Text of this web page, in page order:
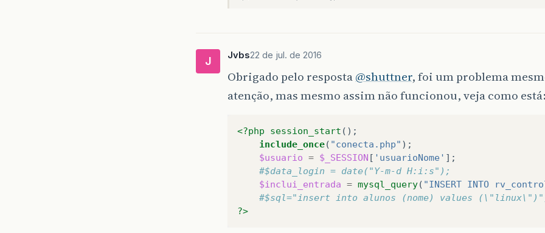
J Jvbs22 de jul. de 2016
Obrigado pelo resposta@shuttner, foi um problema
atenção, mas mesmo assim não funcionou, veja como está:
<?php session_start ();
include_once( "conecta.php" );
$usuario = $_SESSION [ 'usuarioNome' ];
#$data_login = date("Y-m-d H:i:s");
$inclui_entrada = mysql_query( "INSERT INTO
#$sql="insert into alunos (nome) values
?>